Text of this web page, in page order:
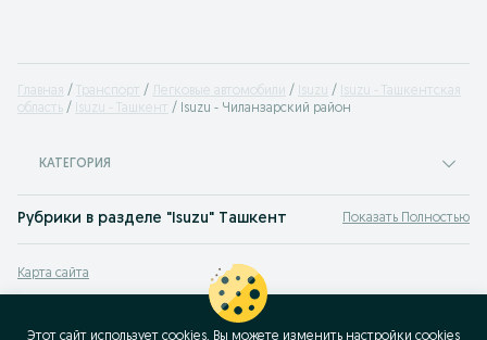
Главная Транспорт Легковые автомобили Isuzu
Isuzu - Ташкентская
область
Isuzu - Ташкент Isuzu - Чиланзарский район
КАТЕГОРИЯ
Рубрики в разделе "Isuzu" Ташкент
D-Max Irbis,D-Max Oksus,D-Max Sahar,Другая
Показать Полностью
Карта сайта
Карта бизнес-страницы
Этот сайт использует cookies. Вы можете изменить настройки cookies